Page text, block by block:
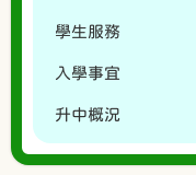
學生服務
入學事宜
升中概況